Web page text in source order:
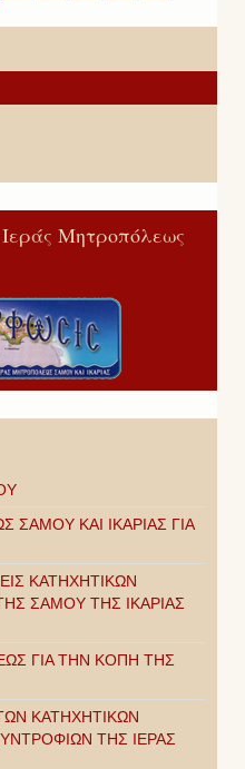
Μητροπόλεως
ΚΑΙ ΙΚΑΡΙΑΣ ΓΙΑ
ΚΑΤΗΧΗΤΙΚΩΝ
ΣΑΜΟΥ ΤΗΣ ΙΚΑΡΙΑΣ
ΓΙΑ ΤΗΝ ΚΟΠΗ ΤΗΣ
ΚΑΤΗΧΗΤΙΚΩΝ
ΤΗΣ ΙΕΡΑΣ